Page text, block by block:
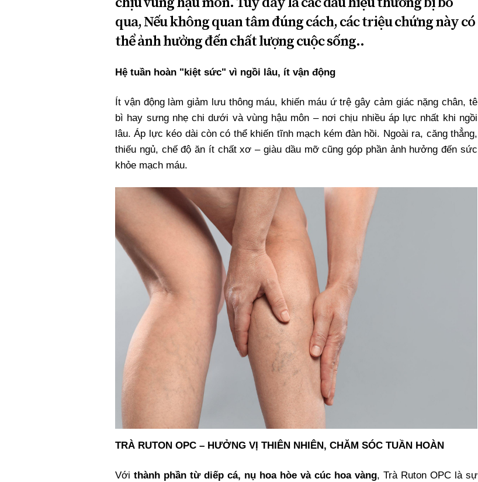
Xi nhan Trái Phải
Bạn đọc viết
qua, Nếu không quan tâm đúng cách, các triệu chứng này có
thể ảnh hưởng đến chất lượng cuộc sống..
Hệ tuần hoàn "kiệt sức" vì ngồi lâu, ít vận động
Ít vận động làm giảm lưu thông máu, khiến máu ứ trệ gây cảm giác nặng chân, tê
bì hay sưng nhẹ chi dưới và vùng hậu môn – nơi chịu nhiều áp lực nhất khi ngồi
lâu. Áp lực kéo dài còn có thể khiến tĩnh mạch kém đàn hồi. Ngoài ra, căng thẳng,
thiếu ngủ, chế độ ăn ít chất xơ – giàu dầu mỡ cũng góp phần ảnh hưởng đến sức
khỏe mạch máu.
TRÀ RUTON OPC – HƯỞNG VỊ THIÊN NHIÊN, CHĂM SÓC TUẦN HOÀN
Với thành phần từ diếp cá, nụ hoa hòe và cúc hoa vàng, Trà Ruton OPC là sự